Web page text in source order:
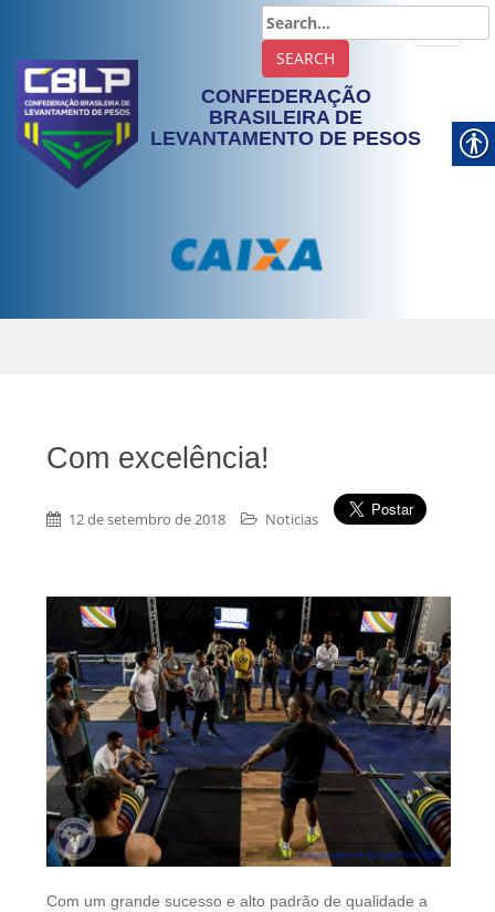
CONFEDERAÇÃO
BRASILEIRA DE
LEVANTAMENTO DE PESOS
Com excelência!
12 de setembro de 2018 Noticias
Com um grande sucesso e alto padrão de qualidade a